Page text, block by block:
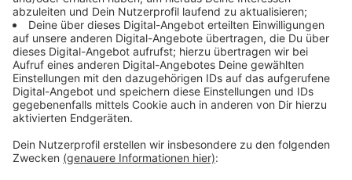
Entscheidung: Er setzt alles daran die Spuren zu
verwischen…
Streaming-Dienst: Sky Ticket
Anzeige